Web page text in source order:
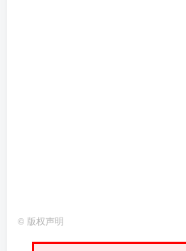
© 版权声明